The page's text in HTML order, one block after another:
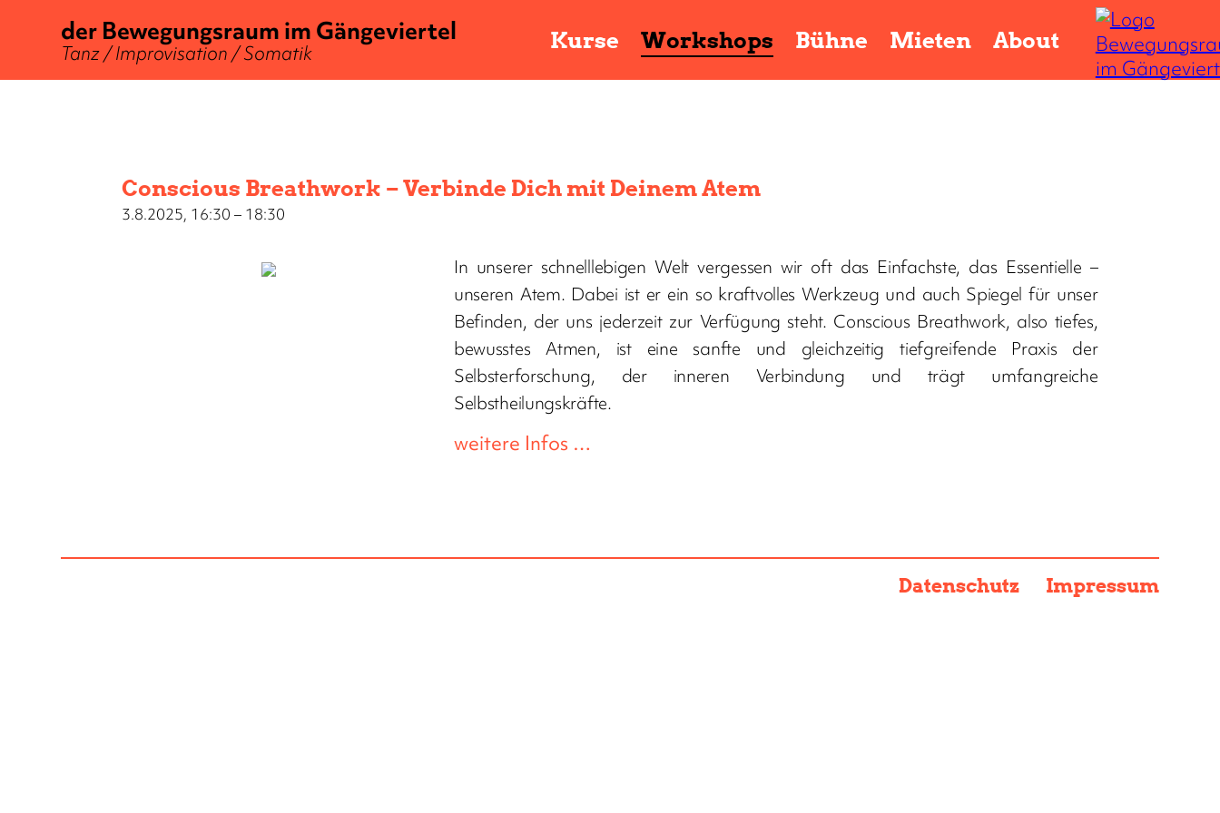
der Bewegungsraum im Gängeviertel
Tanz / Improvisation / Somatik
Kurse Workshops Bühne Mieten About
Conscious Breathwork – Verbinde Dich mit Deinem Atem
3.8.2025, 16:30 – 18:30
In unserer schnelllebigen Welt vergessen wir oft das Einfachste, das Essentielle –
unseren Atem. Dabei ist er ein so kraftvolles Werkzeug und auch Spiegel für unser
Befinden, der uns jederzeit zur Verfügung steht. Conscious Breathwork, also tiefes,
bewusstes Atmen, ist eine sanfte und gleichzeitig tiefgreifende Praxis der
Selbsterforschung, der inneren Verbindung und trägt umfangreiche
Selbstheilungskräfte.
Datenschutz Impressum